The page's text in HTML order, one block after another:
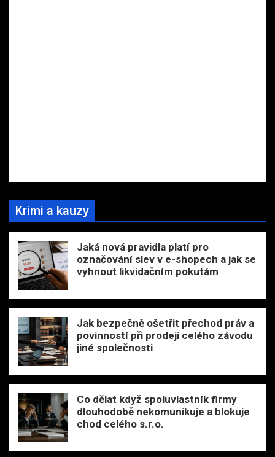
Krimi a kauzy
Jaká nová pravidla platí pro
označování slev v e-shopech a jak se
vyhnout likvidačním pokutám
Jak bezpečně ošetřit přechod práv a
povinností při prodeji celého závodu
jiné společnosti
Co dělat když spoluvlastník firmy
dlouhodobě nekomunikuje a blokuje
chod celého s.r.o.